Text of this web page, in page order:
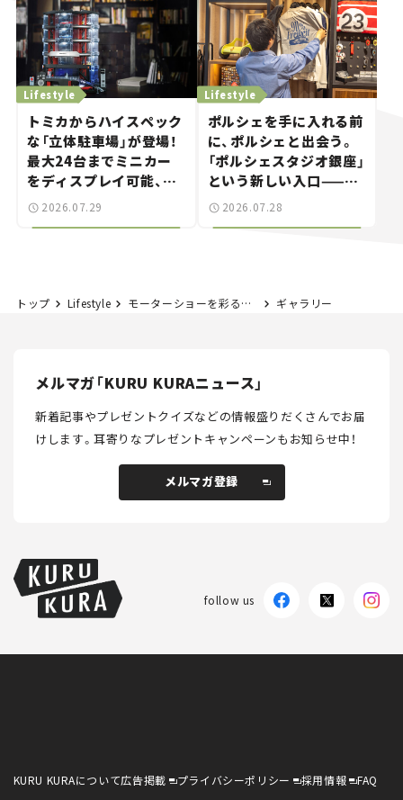
トミカからハイスペック
な「立体駐車場」が登場！
最大24台までミニカー
をディスプレイ可能、特
別な「日産 GT-R
NISMO」も付属【クルマ
Lifestyle
2026.07.29
ポルシェを手に入れる前
に、ポルシェと出会う。
「ポルシェスタジオ銀座」
という新しい入口——連
載｜CCGとクルマでどう
する？＜第14回＞
Lifestyle
2026.07.28
トップ Lifestyle モーターショーを彩る美女たち #10｜JAF【ジャパンモビリティショー2023】 ギャラリー
メルマガ「KURU KURAニュース」
新着記事やプレゼントクイズなどの情報盛りだくさんでお届
けします。耳寄りなプレゼントキャンペーンもお知らせ中！
メルマガ登録
follow us
KURU KURAについて広告掲載 プライバシーポリシー 採用情報 FAQ